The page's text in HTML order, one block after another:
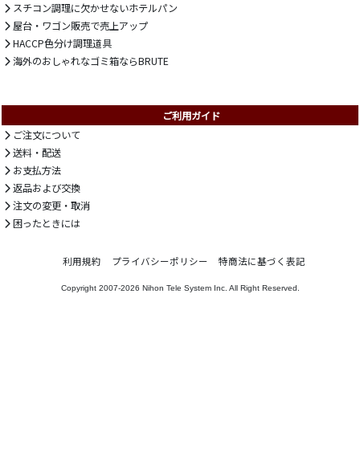
スチコン調理に欠かせないホテルパン
屋台・ワゴン販売で売上アップ
HACCP色分け調理道具
海外のおしゃれなゴミ箱ならBRUTE
ご利用ガイド
ご注文について
送料・配送
お支払方法
返品および交換
注文の変更・取消
困ったときには
利用規約 プライバシーポリシー 特商法に基づく表記
Copyright 2007-2026 Nihon Tele System Inc. All Right Reserved.